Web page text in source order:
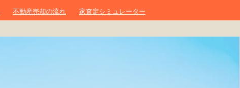
不動産売却の流れ 家査定シミュレーター